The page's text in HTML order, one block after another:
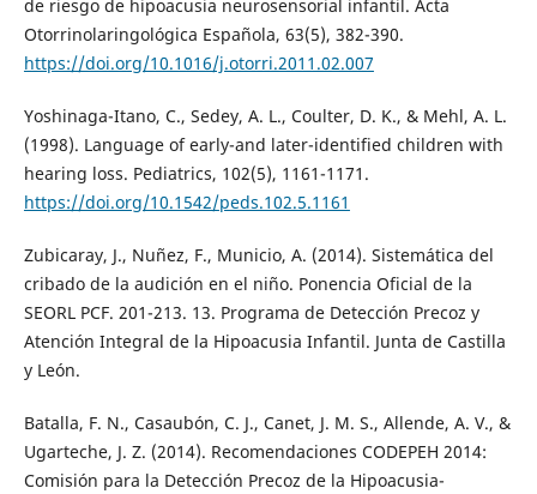
de riesgo de hipoacusia neurosensorial infantil. Acta
Otorrinolaringológica Española, 63(5), 382-390.
https://doi.org/10.1016/j.otorri.2011.02.007
Yoshinaga-Itano, C., Sedey, A. L., Coulter, D. K., & Mehl, A. L.
(1998). Language of early-and later-identified children with
hearing loss. Pediatrics, 102(5), 1161-1171.
https://doi.org/10.1542/peds.102.5.1161
Zubicaray, J., Nuñez, F., Municio, A. (2014). Sistemática del
cribado de la audición en el niño. Ponencia Oficial de la
SEORL PCF. 201-213. 13. Programa de Detección Precoz y
Atención Integral de la Hipoacusia Infantil. Junta de Castilla
y León.
Batalla, F. N., Casaubón, C. J., Canet, J. M. S., Allende, A. V., &
Ugarteche, J. Z. (2014). Recomendaciones CODEPEH 2014:
Comisión para la Detección Precoz de la Hipoacusia-